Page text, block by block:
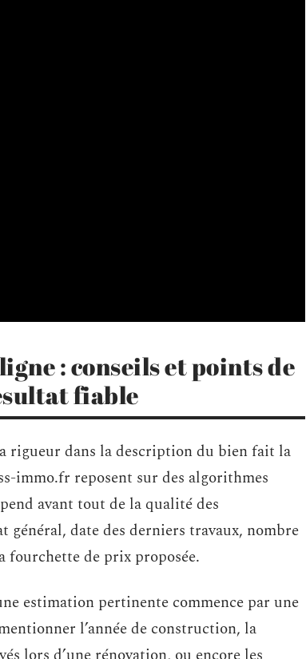
: conseils et points de
fiable
rigueur dans la description du bien fait la
immo.fr reposent sur des algorithmes
avant tout de la qualité des
date des derniers travaux, nombre
fourchette de prix proposée.
estimation pertinente commence par une
l’année de construction, la